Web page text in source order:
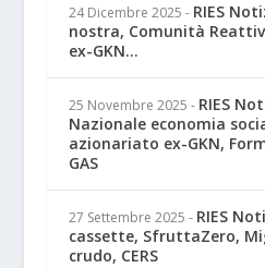
24 Dicembre 2025 - RIES
nostra, Comunità
ex-GKN...
25 Novembre 2025 - RIES
Nazionale economia
azionariato ex-GKN,
GAS
27 Settembre 2025 - RIES
cassette, SfruttaZero,
crudo, CERS